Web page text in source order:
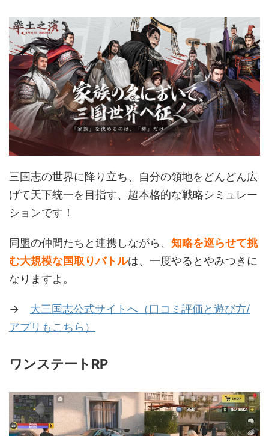
三国志の世界に降り立ち、自分の領地をどんどん広
げて天下統一を目指す、超本格的な戦略シミュレー
ションです！
同盟の仲間たちと連携しながら、 知略を巡らせて挑
む大規模な国取りバトルは、一度やるとやみつきに
なりますよ。
→ 大三国志公式サイトへ（口コミ評価と遊び方/
アプリもこちら）
ワンステートRP